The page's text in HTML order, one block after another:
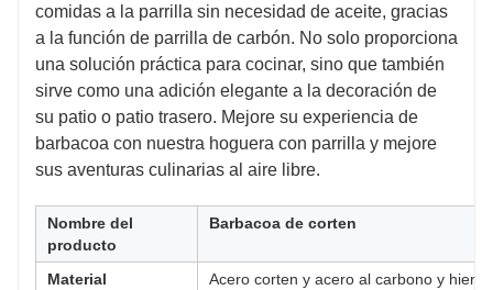
función de parrilla de carbón. No solo
proporciona una solución práctica para cocinar,
sino que también sirve como una adición
elegante a la decoración de su patio o patio
trasero. Mejore su experiencia de barbacoa con
nuestra hoguera con parrilla y mejore sus
aventuras culinarias al aire libre.
comidas a la parrilla sin necesidad de aceite, gracias
a la función de parrilla de carbón. No solo proporciona
una solución práctica para cocinar, sino que también
sirve como una adición elegante a la decoración de
su patio o patio trasero. Mejore su experiencia de
barbacoa con nuestra hoguera con parrilla y mejore
sus aventuras culinarias al aire libre.
Nombre del
producto
Barbacoa de corten
Material
Acero corten y acero al carbono y hierro